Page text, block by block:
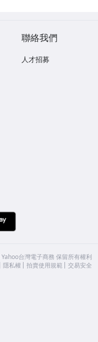
聯絡我們
人才招募
Yahoo台灣電子商務 保留所有權利
隱私權 拍賣使用規範 交易安全